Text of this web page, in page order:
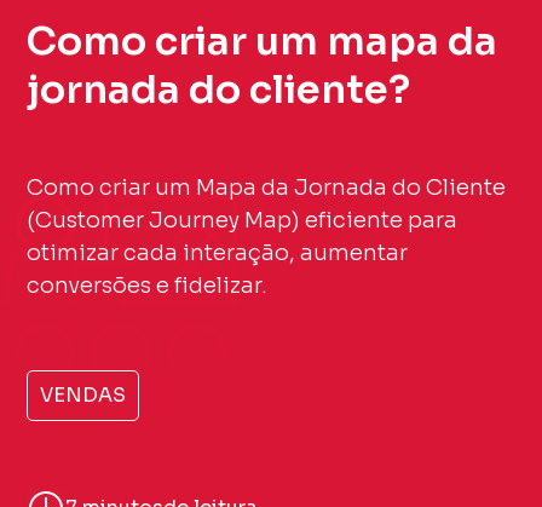
Como criar um mapa da
jornada do cliente?
Como criar um Mapa da Jornada do Cliente
(Customer Journey Map) eficiente para
otimizar cada interação, aumentar
conversões e fidelizar.
VENDAS